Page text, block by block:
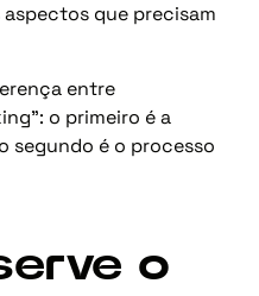
que precisam
entre
o primeiro é a
segundo é o processo
o